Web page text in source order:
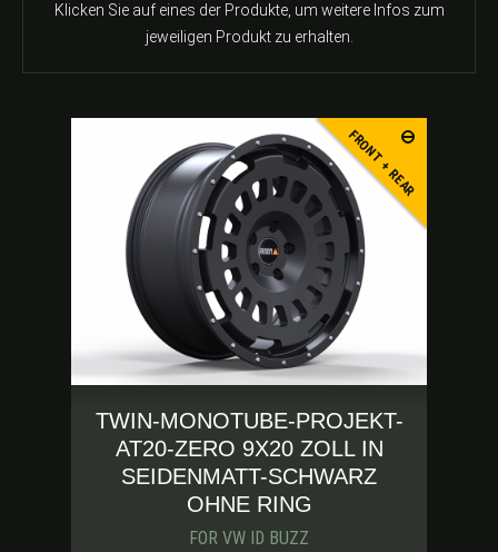
Klicken Sie auf eines der Produkte, um weitere Infos zum
jeweiligen Produkt zu erhalten.
FRONT + REAR
TWIN-MONOTUBE-PROJEKT-
AT20-ZERO 9X20 ZOLL IN
SEIDENMATT-SCHWARZ
OHNE RING
FOR VW ID BUZZ